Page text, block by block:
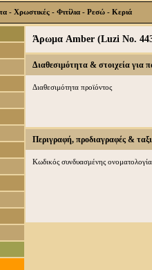
- Χρωστικές - Φιτίλια - Ρεσώ - Κεριά
Άρωμα Amber (Luzi No.
Διαθεσιμότητα & στοιχεία για
Διαθεσιμότητα προϊόντος
Περιγραφή, προδιαγραφές &
Κωδικός συνδυασμένης